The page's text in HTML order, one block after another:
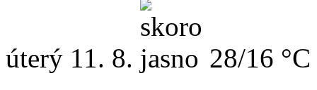
úterý 11. 8.
28/16 °C